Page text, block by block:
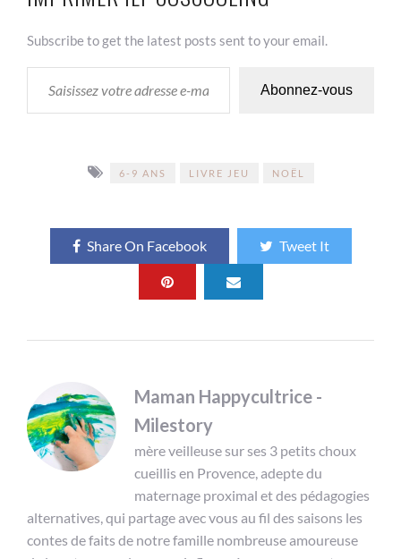
Subscribe to get the latest posts sent to your email.
SAISISSEZ VOTRE ADRESSE E-MAIL…
Abonnez-vous
6-9 ANS LIVRE JEU NOËL
Share On Facebook Tweet It
Maman Happycultrice -
Milestory
mère veilleuse sur ses 3 petits choux
cueillis en Provence, adepte du
maternage proximal et des pédagogies
alternatives, qui partage avec vous au fil des saisons les
contes de faits de notre famille nombreuse amoureuse